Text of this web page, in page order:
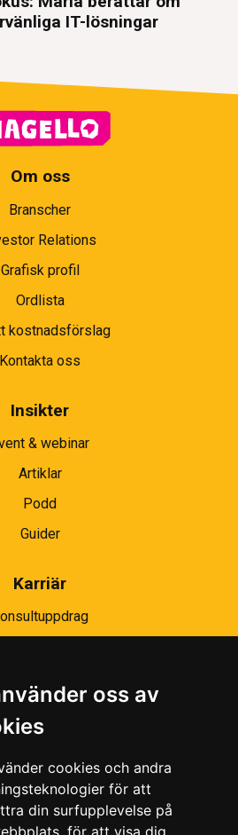
oss av
cookies och andra
för att
din surfupplevelse på
för att visa dig
IT-lösningar
Om oss
Branscher
Relations
Grafisk profil
Ordlista
kostnadsförslag
Kontakta oss
Insikter
& webinar
Artiklar
Podd
Guider
Karriär
Ramavtal